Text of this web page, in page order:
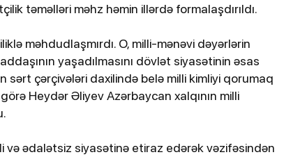
təməlləri məhz həmin illərdə formalaşdırıldı.
məhdudlaşmırdı. O, milli-mənəvi dəyərlərin
yaşadılmasını dövlət siyasətinin əsas
sərt çərçivələri daxilində belə milli kimliyi qorumaq
Heydər Əliyev Azərbaycan xalqının milli
və ədalətsiz siyasətinə etiraz edərək vəzifəsindən